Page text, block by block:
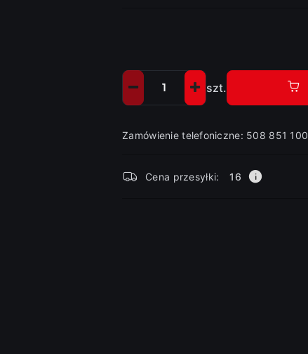
Ilość szt.
Zamówienie telefoniczne: 508 851 100
Dostępność
i
Cena przesyłki: 16